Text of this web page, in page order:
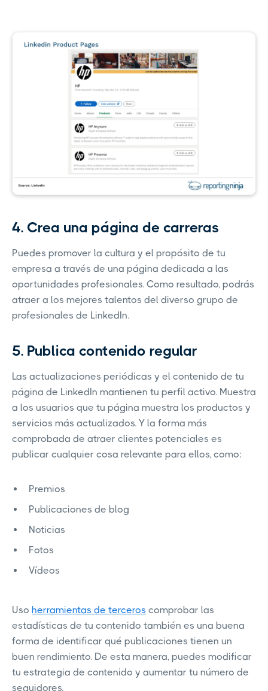
4. Crea una página de carreras
Puedes promover la cultura y el propósito de tu
empresa a través de una página dedicada a las
oportunidades profesionales. Como resultado, podrás
atraer a los mejores talentos del diverso grupo de
profesionales de LinkedIn.
5. Publica contenido regular
Las actualizaciones periódicas y el contenido de tu
página de LinkedIn mantienen tu perfil activo. Muestra
a los usuarios que tu página muestra los productos y
servicios más actualizados. Y la forma más
comprobada de atraer clientes potenciales es
publicar cualquier cosa relevante para ellos, como:
Premios
Publicaciones de blog
Noticias
Fotos
Vídeos
Uso herramientas de terceros comprobar las
estadísticas de tu contenido también es una buena
forma de identificar qué publicaciones tienen un
buen rendimiento. De esta manera, puedes modificar
tu estrategia de contenido y aumentar tu número de
seguidores.